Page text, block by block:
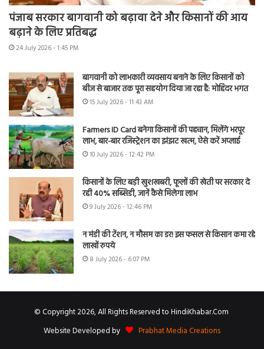
पंजाब सरकार बागवानी को बढ़ावा देने और किसानों की आय
बढ़ाने के लिए प्रतिबद्ध
24 July 2026 - 1:45 PM
बागवानी को लाभकारी व्यवसाय बनाने के लिए किसानों को
बीज से बाजार तक पूरा सहयोग दिया जा रहा है: मोहिंदर भगत
15 July 2026 - 11:43 AM
Farmers ID Card बनेगा किसानों की पहचान, मिलेंगे भरपूर
लाभ, बार-बार रजिस्ट्रेशन का झंझट खत्म, ऐसे करें अप्लाई
10 July 2026 - 12:42 PM
किसानों के लिए बड़ी खुशखबरी, फूलों की खेती पर सरकार दे
रही 40% सब्सिडी, जानें कैसे मिलेगा लाभ
9 July 2026 - 12:46 PM
न मंडी की टेंशन, न मौसम का डर! इस फसल से किसान कमा रहे
लाखों रुपये
8 July 2026 - 6:07 PM
© Copyright 2026, All Rights Reserved to HindiKhabar.Com
Website Developed by
Prabhat Media Creations